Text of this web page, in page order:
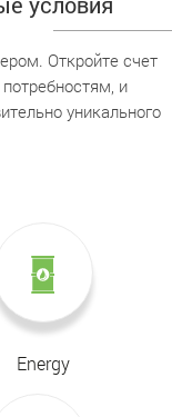
Откройте счет
и
уникального
Energy